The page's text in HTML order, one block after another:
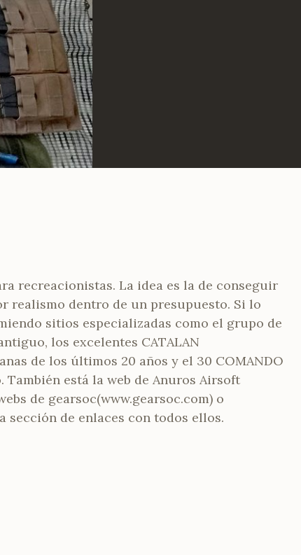
recreacionistas. La idea es la de conseguir
realismo dentro de un presupuesto. Si lo
sitios especializadas como el grupo de
los excelentes CATALAN
de los últimos 20 años y el 30 COMANDO
está la web de Anuros Airsoft
de gearsoc(www.gearsoc.com) o
sección de enlaces con todos ellos.